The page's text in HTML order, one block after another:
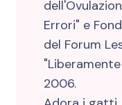
Errori" e
del Forum
2006.